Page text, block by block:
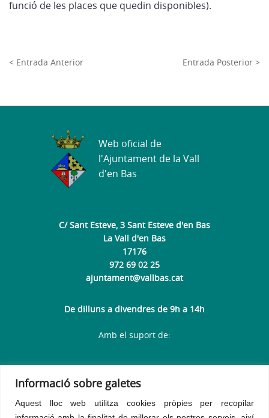
Informació sobre galetes
Aquest lloc web utilitza cookies pròpies per recopilar
funció de les places que quedin disponibles).
< Entrada Anterior Entrada Posterior >
C/ Sant Esteve, 3 Sant Esteve d'en Bas
La Vall d'en Bas
17176
972 69 02 25
ajuntament@vallbas.cat
De dilluns a divendres de 9h a 14h
Web oficial de
l'Ajuntament de la Vall
d'en Bas
Amb el suport de: